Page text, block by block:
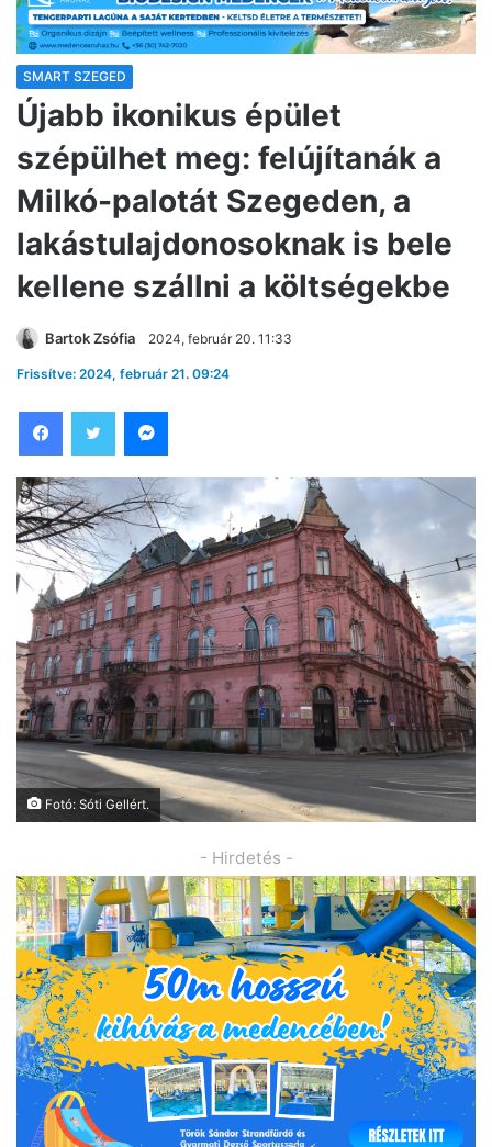
SMART SZEGED
Újabb ikonikus épület
szépülhet meg: felújítanák a
Milkó-palotát Szegeden, a
lakástulajdonosoknak is bele
kellene szállni a költségekbe
Bartok Zsófia 2024, február 20. 11:33
Frissítve: 2024, február 21. 09:24
Fotó: Sóti Gellért.
- Hirdetés -